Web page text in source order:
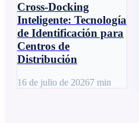
Cross-Docking
Inteligente: Tecnología
de Identificación para
Centros de
Distribución
16 de julio de 20267 min